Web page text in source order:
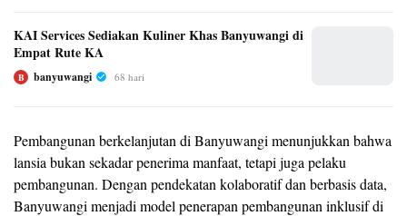
KAI Services Sediakan Kuliner Khas Banyuwangi di
Empat Rute KA
B banyuwangi 68 hari
Pembangunan berkelanjutan di Banyuwangi menunjukkan bahwa
lansia bukan sekadar penerima manfaat, tetapi juga pelaku
pembangunan. Dengan pendekatan kolaboratif dan berbasis data,
Banyuwangi menjadi model penerapan pembangunan inklusif di